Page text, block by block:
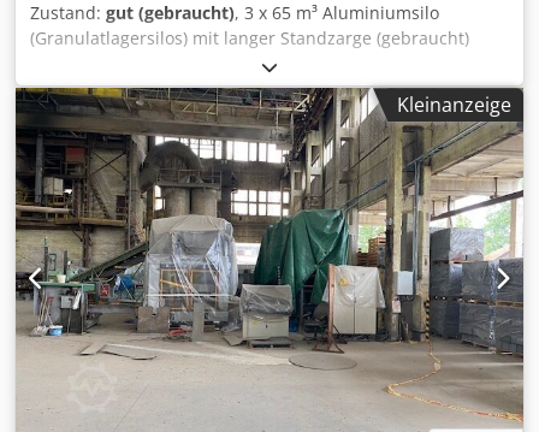
Zustand: gut (gebraucht), 3 x 65 m³ Aluminiumsilo
(Granulatlagersilos) mit langer Standzarge (gebraucht)
Inhalt ca. 65.000 Ltr. Durchmesser (innen) ca. 3.000 mm
Gesamthöhe ca. 12.000 mm Schüttdichte: 0,6 kg/dm³
Konusneigung: 90 Grad Anschlüsse im Oberboden: 1
Entlüftungsstutzen mit Haube DN 200 1 Flanschstutzen DN
100 Credpfx Aovmidyob Tsf Im Mantel: 1 Klappdom DN 450
1 Füllrohr nach unten gezogen DN 80 Konus: Der Konus
endet in einem Flansch DN 150 mit Absaugkasten
ansonsten gem. Skizze und Fotos
Kleinanzeige